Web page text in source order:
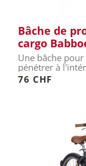
Bâche de
cargo
Une bâche
pénétrer à
76 CHF